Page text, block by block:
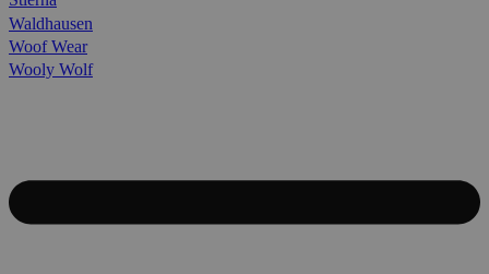
Waldhausen
Woof Wear
Wooly Wolf